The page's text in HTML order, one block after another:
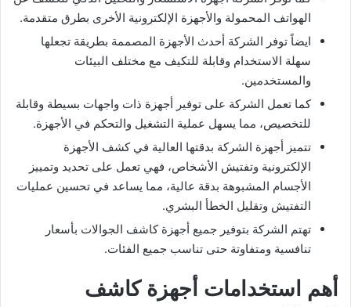
الهواتف المحمولة والأجهزة الإلكترونية الأخرى بطرق متقدمة.
ايضاً توفر الشركة أحدث الأجهزة المصممة بطريقة تجعلها
سهلة الاستخدام وقابلة للتكيف مع مختلف البيئات
والمستخدمين.
كما تعمل الشركة على توفير أجهزة ذات واجهات بسيطة وقابلة
للتخصيص، مما يسهل عملية التشغيل والتحكم في الأجهزة.
تتميز أجهزة الشركة بدقتها العالية في كشف الأجهزة
الإلكترونية وتفتيش الأشخاص، فهي تعمل على تحديد وتمييز
الأجسام المشبوهة بدقة عالية، مما يساعد في تحسين عمليات
التفتيش وتقليل الخطأ البشري.
تهتم الشركة بتوفير جميع أجهزة كاشف الجوالات بأسعار
تنافسية ومتفاوتة حتى تناسب جميع الفئات.
أهم استخدامات أجهزة كاشف